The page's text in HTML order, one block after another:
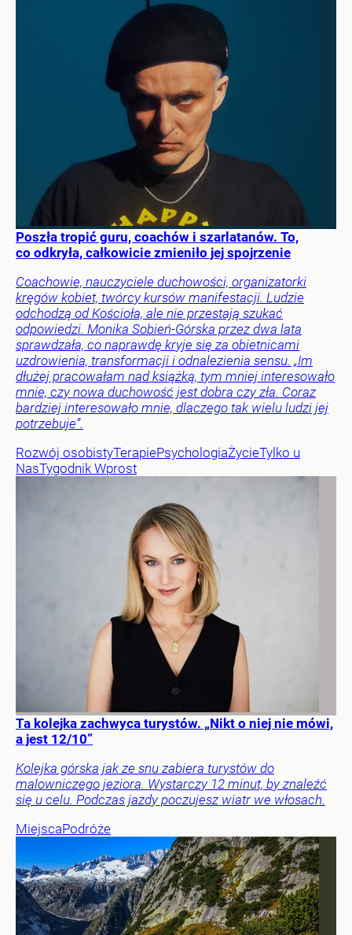
Poszła tropić guru, coachów i szarlatanów. To,
co odkryła, całkowicie zmieniło jej spojrzenie
Coachowie, nauczyciele duchowości, organizatorki
kręgów kobiet, twórcy kursów manifestacji. Ludzie
odchodzą od Kościoła, ale nie przestają szukać
odpowiedzi. Monika Sobień-Górska przez dwa lata
sprawdzała, co naprawdę kryje się za obietnicami
uzdrowienia, transformacji i odnalezienia sensu. „Im
dłużej pracowałam nad książką, tym mniej interesowało
mnie, czy nowa duchowość jest dobra czy zła. Coraz
bardziej interesowało mnie, dlaczego tak wielu ludzi jej
potrzebuje”.
Rozwój osobistyTerapiePsychologiaŻycieTylko u
NasTygodnik Wprost
Ta kolejka zachwyca turystów. „Nikt o niej nie mówi,
a jest 12/10”
Kolejka górska jak ze snu zabiera turystów do
malowniczego jeziora. Wystarczy 12 minut, by znaleźć
się u celu. Podczas jazdy poczujesz wiatr we włosach.
MiejscaPodróże